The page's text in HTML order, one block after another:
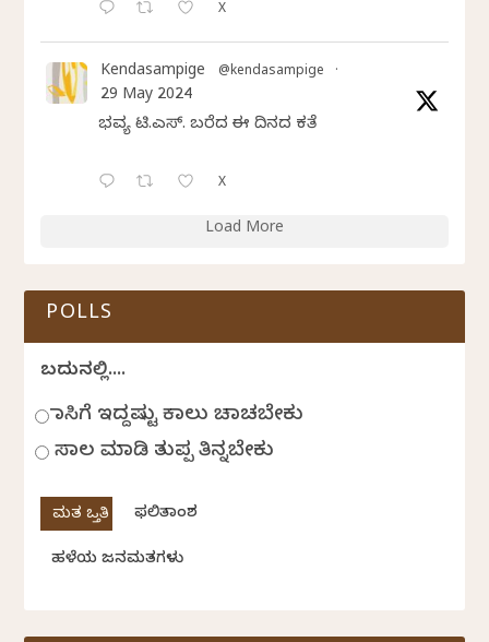
X
Kendasampige @kendasampige ·
29 May 2024
ಭವ್ಯ ಟಿ.ಎಸ್. ಬರೆದ ಈ ದಿನದ ಕವಿತೆ
X
Load More
POLLS
ಬದುಕಿನಲ್ಲಿ....
ಹಾಸಿಗೆ ಇದ್ದಷ್ಟು ಕಾಲು ಚಾಚಬೇಕು
ಸಾಲ ಮಾಡಿ ತುಪ್ಪ ತಿನ್ನಬೇಕು
ಫಲಿತಾಂಶ
ಹಳೆಯ ಜನಮತಗಳು